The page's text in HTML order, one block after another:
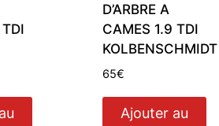
D’ARBRE A
CAMES 1.9 TDI
KOLBENSCHMIDT
65€
Ajouter au